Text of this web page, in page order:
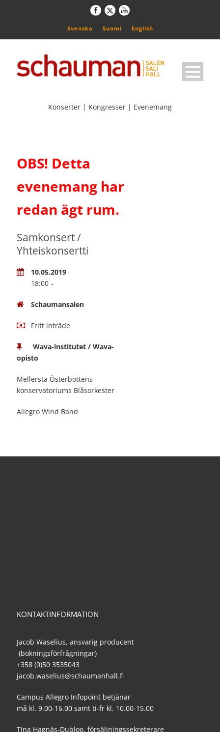
Svenska Suomi English
Konserter | Kongresser | Evenemang
OBS! Detta
evenemang har
redan ägt rum.
Samkonsert /
Yhteiskonsertti
10.05.2019
18:00 –
Schaumansalen
Fritt inträde
Wava-institutet / Wava-
opisto
Mellersta Österbottens
konservatoriums Blåsorkester
Allegro Wind Band
KONTAKTINFORMATION
Jacob Waselius, ansvarig producent
(bokningsförfrågningar)
+358 (0)50 3535043
jacob.waselius@schaumanhall.fi
Campus Allegro Infopoint betjänar
må kl. 9.00-16.00 samt ti-fr kl. 10.00-15.00
Tina Hagnäs-Dubloo, försäljningssekreterare